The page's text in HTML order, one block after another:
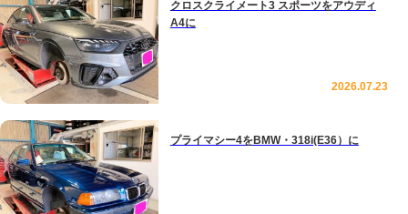
クロスクライメート3 スポーツをアウディ
A4に
2026.07.23
プライマシー4をBMW・318i(E36）に